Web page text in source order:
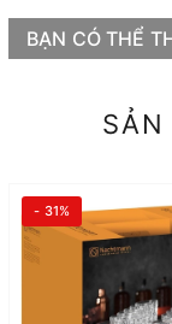
BẠN CÓ THỂ
- 31%